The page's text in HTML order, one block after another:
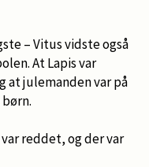
– Vitus vidste også
At Lapis var
at julemanden var på
reddet, og der var